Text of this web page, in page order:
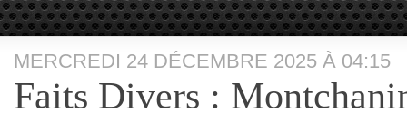
MERCREDI 24 DÉCEMBRE 2025 À 04:15
Faits Divers :